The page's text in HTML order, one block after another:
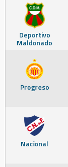
Deportivo
Maldonado
Progreso
Nacional